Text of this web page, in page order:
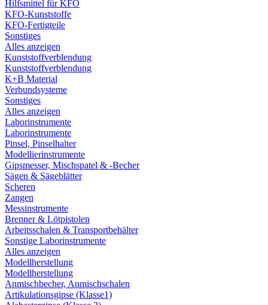
Hilfsmittel für KFO
KFO-Kunststoffe
KFO-Fertigteile
Sonstiges
Alles anzeigen
Kunststoffverblendung
Kunststoffverblendung
K+B Material
Verbundsysteme
Sonstiges
Alles anzeigen
Laborinstrumente
Laborinstrumente
Pinsel, Pinselhalter
Modellierinstrumente
Gipsmesser, Mischspatel & -Becher
Sägen & Sägeblätter
Scheren
Zangen
Messinstrumente
Brenner & Lötpistolen
Arbeitsschalen & Transportbehälter
Sonstige Laborinstrumente
Alles anzeigen
Modellherstellung
Modellherstellung
Anmischbecher, Anmischschalen
Artikulationsgipse (Klasse1)